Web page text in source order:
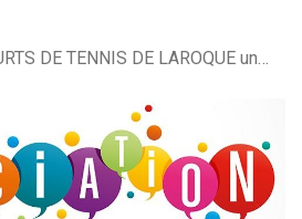
DE TENNIS DE LAROQUE un…